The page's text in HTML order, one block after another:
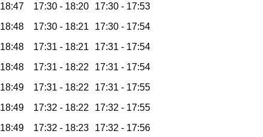
18:47 17:30 - 18:20 17:30 - 17:53
18:48 17:30 - 18:21 17:30 - 17:54
18:48 17:31 - 18:21 17:31 - 17:54
18:48 17:31 - 18:22 17:31 - 17:54
18:49 17:31 - 18:22 17:31 - 17:55
18:49 17:32 - 18:22 17:32 - 17:55
18:49 17:32 - 18:23 17:32 - 17:56